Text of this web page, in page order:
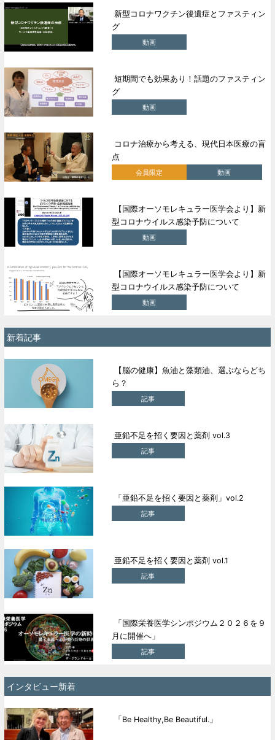
新型コロナワクチン後遺症とファスティン
グ
動画
短期間でも効果あり！話題のファスティン
グ
動画
コロナ治療から考える、現代日本医療の盲
点
会員限定 動画
【国際オーソモレキュラー医学会より】新
型コロナウイルス感染予防について
動画
【国際オーソモレキュラー医学会より】新
型コロナウイルス感染予防について
動画
新着記事
【脳の健康】魚油と藻類油、選ぶならどち
ら？
記事
亜鉛不足を招く要因と薬剤 vol.3
記事
「亜鉛不足を招く要因と薬剤」vol.2
記事
亜鉛不足を招く要因と薬剤 vol.1
記事
「国際栄養医学シンポジウム２０２６を９
月に開催へ」
記事
インタビュー新着
「Be Healthy,Be Beautiful.」